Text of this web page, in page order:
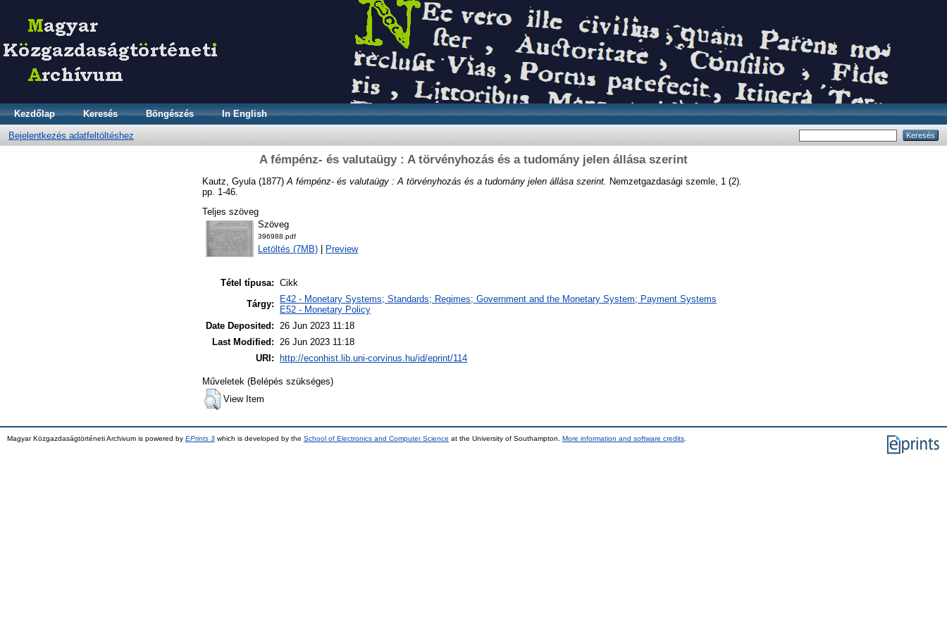
Kezdőlap Keresés Böngészés In English
Bejelentkezés adatfeltöltéshez
A fémpénz- és valutaügy : A törvényhozás és a tudomány jelen állása szerint
Kautz, Gyula (1877) A fémpénz- és valutaügy : A törvényhozás és a tudomány jelen állása szerint.
Nemzetgazdasági szemle, 1 (2).
pp. 1-46.
Teljes szöveg
Szöveg
396988.pdf
Letöltés (7MB) | Preview
Tétel típusa: Cikk
Tárgy:
E42 - Monetary Systems; Standards; Regimes; Government and the Monetary System; Payment Systems
E52 - Monetary Policy
Date Deposited: 26 Jun 2023 11:18
Last Modified: 26 Jun 2023 11:18
URI:
http://econhist.lib.uni-corvinus.hu/id/eprint/114
Műveletek (Belépés szükséges)
View Item
Magyar Közgazdaságtörténeti Archivum is powered by EPrints 3 which is developed by the School of Electronics and Computer Science at the University of Southampton. More information and software credits